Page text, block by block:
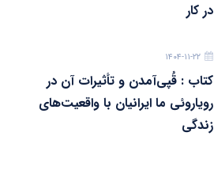
در کار
۱۴۰۴-۱۱-۲۲
کتاب : قُپی‌آمدن و تأثیرات آن در
رویاروئی ما ایرانیان با واقعیت‌های
زندگی